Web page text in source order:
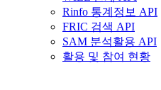
Rinfo 통계정보 API
FRIC 검색 API
SAM 분석활용 API
활용 및 참여 현황